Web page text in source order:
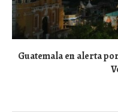
Guatemala en alerta